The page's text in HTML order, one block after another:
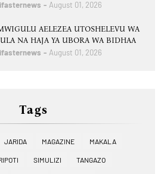
August 01, 2026
AELEZEA UTOSHELEVU WA
NA HAJA YA UBORA WA BIDHAA
August 01, 2026
Tags
JARIDA MAGAZINE MAKALA
SIMULIZI TANGAZO